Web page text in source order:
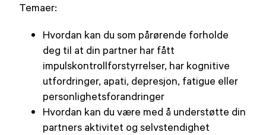
Temaer:
Hvordan kan du som pårørende forholde
deg til at din partner har fått
impulskontrollforstyrrelser, har kognitive
utfordringer, apati, depresjon, fatigue eller
personlighetsforandringer
Hvordan kan du være med å understøtte din
partners aktivitet og selvstendighet